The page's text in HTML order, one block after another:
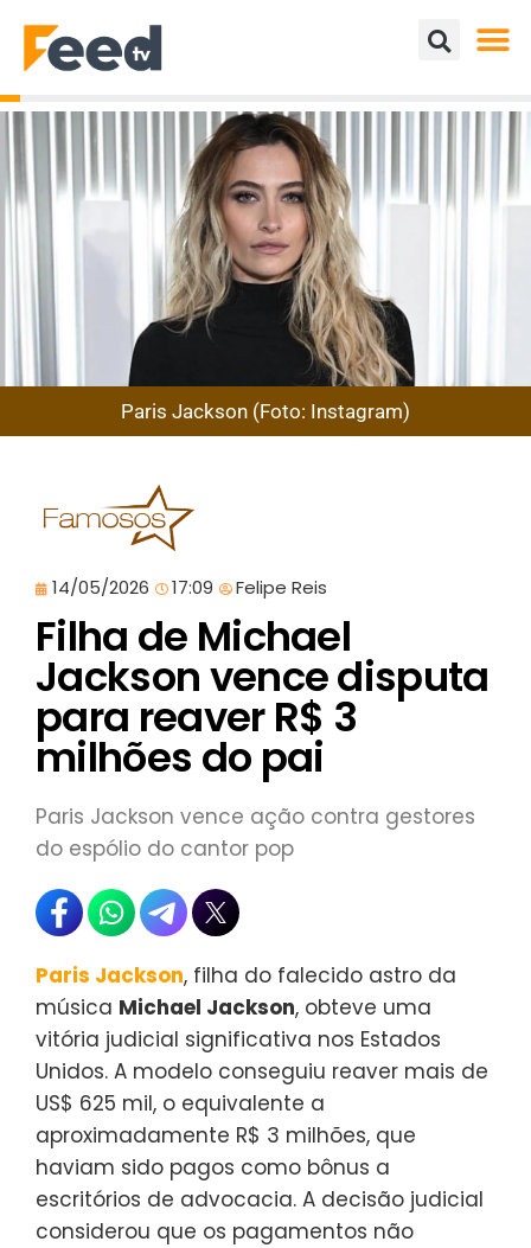
Paris Jackson (Foto: Instagram)
14/05/2026 17:09 Felipe Reis
Filha de Michael
Jackson vence disputa
para reaver R$ 3
milhões do pai
Paris Jackson vence ação contra gestores
do espólio do cantor pop
Paris Jackson, filha do falecido astro da
música Michael Jackson, obteve uma
vitória judicial significativa nos Estados
Unidos. A modelo conseguiu reaver mais de
US$ 625 mil, o equivalente a
aproximadamente R$ 3 milhões, que
haviam sido pagos como bônus a
escritórios de advocacia. A decisão judicial
considerou que os pagamentos não